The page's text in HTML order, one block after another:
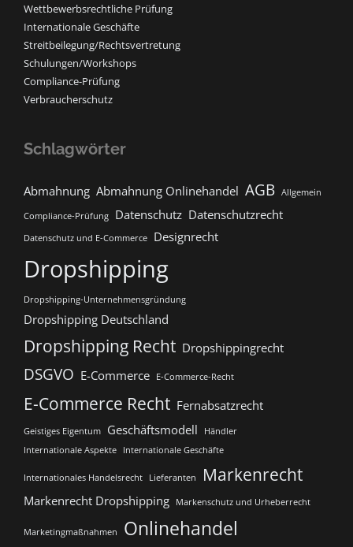
Wettbewerbsrechtliche Prüfung
Internationale Geschäfte
Streitbeilegung/Rechtsvertretung
Schulungen/Workshops
Compliance-Prüfung
Verbraucherschutz
Schlagwörter
Abmahnung Abmahnung Onlinehandel AGB Allgemein
Compliance-Prüfung Datenschutz Datenschutzrecht
Datenschutz und E-Commerce Designrecht
Dropshipping
Dropshipping-Unternehmensgründung
Dropshipping Deutschland
Dropshipping Recht Dropshippingrecht
DSGVO E-Commerce E-Commerce-Recht
E-Commerce Recht Fernabsatzrecht
Geistiges Eigentum Geschäftsmodell
Händler
Internationale Aspekte
Internationale Geschäfte
Internationales Handelsrecht Lieferanten Markenrecht
Markenrecht Dropshipping Markenschutz und Urheberrecht
Marketingmaßnahmen Onlinehandel